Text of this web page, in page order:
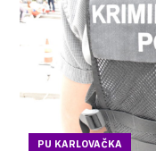
PU KARLOVAČKA